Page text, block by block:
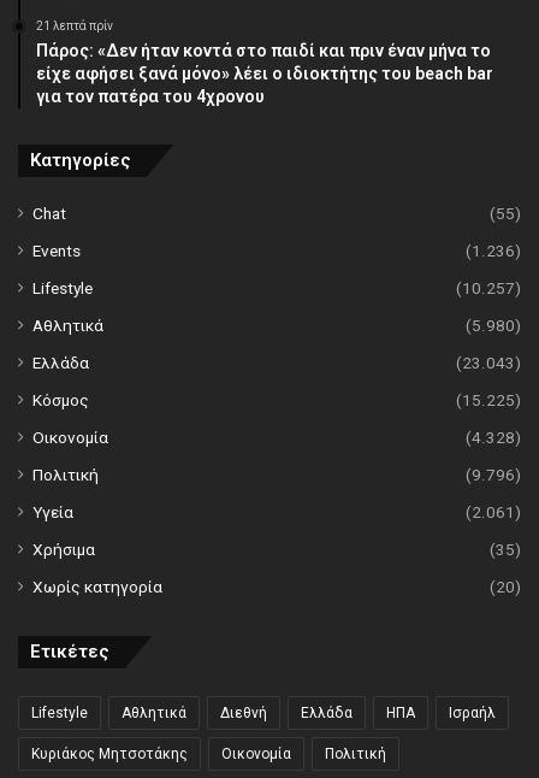
21 λεπτά πρίν
Πάρος: «Δεν ήταν κοντά στο παιδί και πριν έναν μήνα το
είχε αφήσει ξανά μόνο» λέει ο ιδιοκτήτης του beach bar
για τον πατέρα του 4χρονου
Κατηγορίες
Chat
(55)
Events
(1.236)
Lifestyle
(10.257)
Αθλητικά
(5.980)
Ελλάδα
(23.043)
Κόσμος
(15.225)
Οικονομία
(4.328)
Πολιτική
(9.796)
Υγεία
(2.061)
Χρήσιμα
(35)
Χωρίς κατηγορία
(20)
Ετικέτες
Lifestyle Αθλητικά Διεθνή Ελλάδα ΗΠΑ Ισραήλ
Κυριάκος Μητσοτάκης Οικονομία Πολιτική